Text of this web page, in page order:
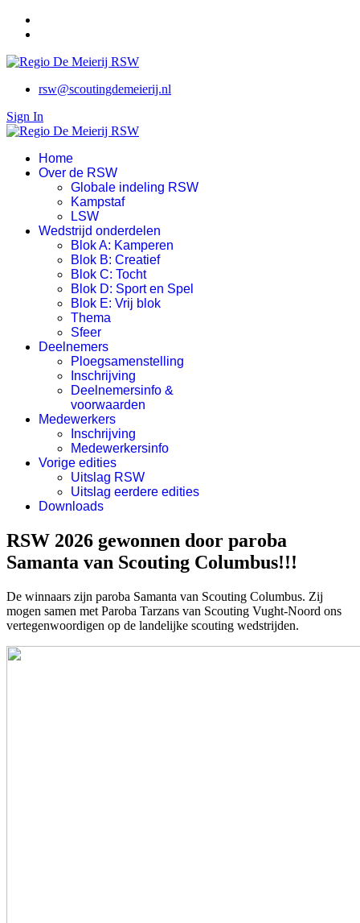
rsw@scoutingdemeierij.nl
Sign In
Home
Over de RSW
Globale indeling RSW
Kampstaf
LSW
Wedstrijd onderdelen
Blok A: Kamperen
Blok B: Creatief
Blok C: Tocht
Blok D: Sport en Spel
Blok E: Vrij blok
Thema
Sfeer
Deelnemers
Ploegsamenstelling
Inschrijving
Deelnemersinfo &
voorwaarden
Medewerkers
Inschrijving
Medewerkersinfo
Vorige edities
Uitslag RSW
Uitslag eerdere edities
Downloads
RSW 2026 gewonnen door paroba
Samanta van Scouting Columbus!!!
De winnaars zijn paroba Samanta van Scouting Columbus. Zij
mogen samen met Paroba Tarzans van Scouting Vught-Noord ons
vertegenwoordigen op de landelijke scouting wedstrijden.